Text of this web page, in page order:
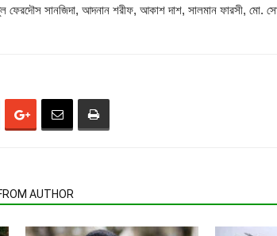
ফেরদৌস সানজিদা, আদনান শরীফ, আকাশ দাশ, সালমান ফারসী, মো.
AUTHOR